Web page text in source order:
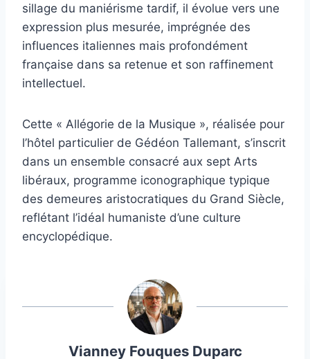
sillage du maniérisme tardif, il évolue vers une
expression plus mesurée, imprégnée des
influences italiennes mais profondément
française dans sa retenue et son raffinement
intellectuel.
Cette « Allégorie de la Musique », réalisée pour
l’hôtel particulier de Gédéon Tallemant, s’inscrit
dans un ensemble consacré aux sept Arts
libéraux, programme iconographique typique
des demeures aristocratiques du Grand Siècle,
reflétant l’idéal humaniste d’une culture
encyclopédique.
Vianney Fouques Duparc